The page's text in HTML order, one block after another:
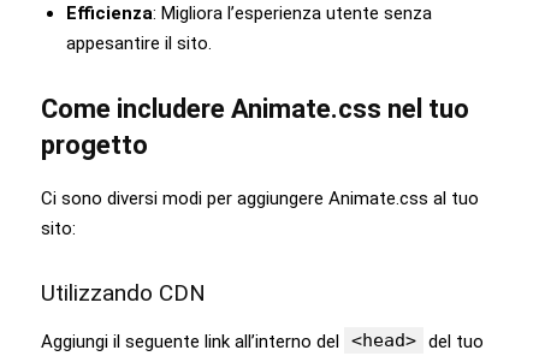
Efficienza: Migliora l’esperienza utente senza
appesantire il sito.
Come includere Animate.css nel tuo
progetto
Ci sono diversi modi per aggiungere Animate.css al tuo
sito:
Utilizzando CDN
Aggiungi il seguente link all’interno del <head> del tuo